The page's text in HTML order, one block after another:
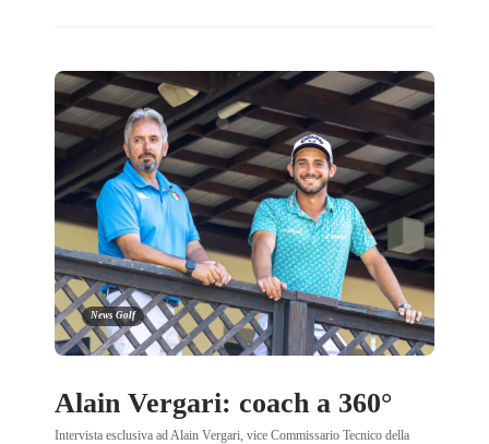
News Golf
Alain Vergari: coach a 360°
Intervista esclusiva ad Alain Vergari, vice Commissario Tecnico della